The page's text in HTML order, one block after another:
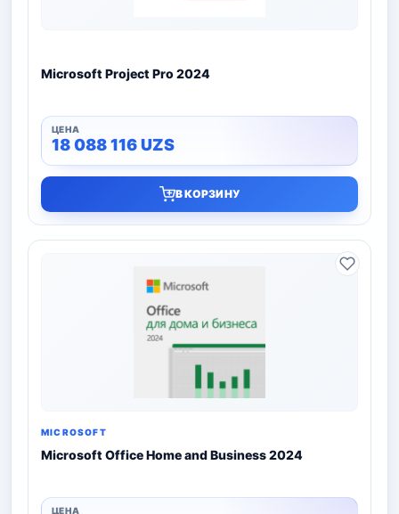
Microsoft Project Pro 2024
18 088 116UZS
В КОРЗИНУ
MICROSOFT
Microsoft Office Home and Business 2024